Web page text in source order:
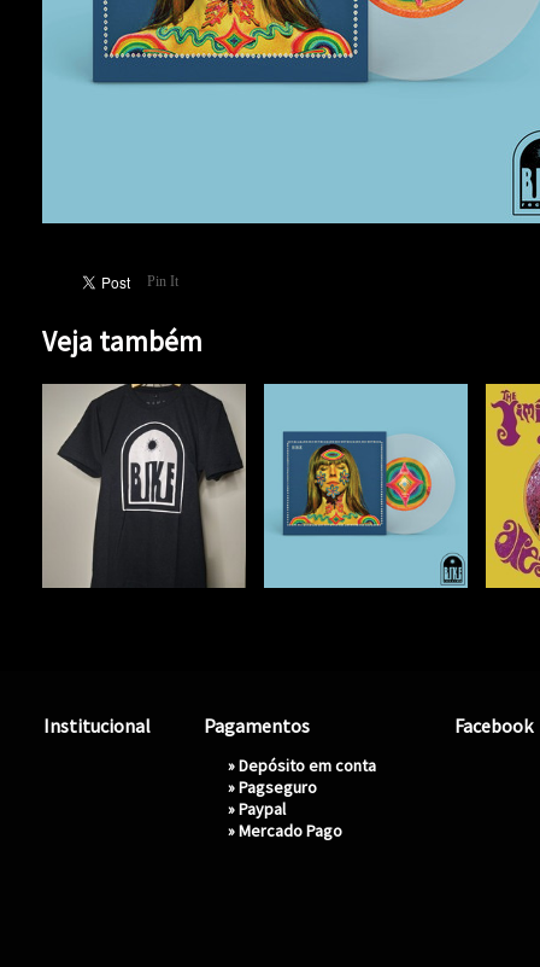
Pin It
Veja também
Institucional Pagamentos
» Depósito em conta
»Pagseguro
»Paypal
»Mercado Pago
Facebook